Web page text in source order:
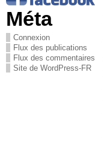
Méta
Connexion
Flux des publications
Flux des commentaires
Site de WordPress-FR